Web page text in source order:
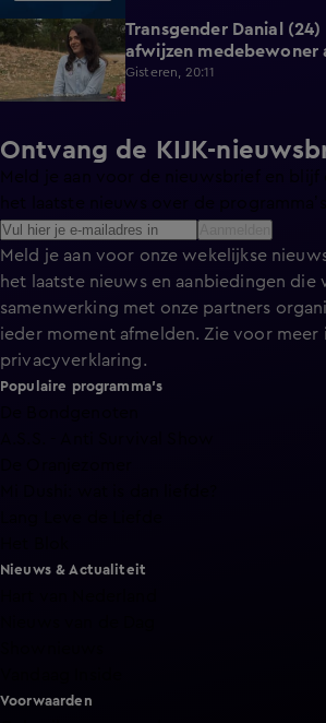
2:04
Transgender Danial
afwijzen medebewoner
Gisteren, 20:11
Ontvang de KIJK-
Meld je aan voor de nieuwsbrief en blijf
Meld je aan voor onze wekelijkse
het laatste nieuws en aanbiedingen die
samenwerking met onze partners
ieder moment afmelden. Zie voor meer
privacyverklaring.
Populaire programma's
Nieuws & Actualiteit
Voorwaarden